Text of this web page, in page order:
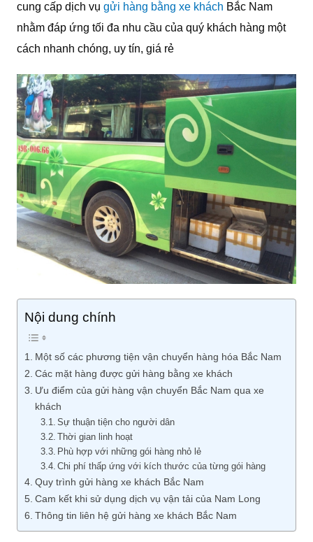
cung cấp dịch vụ gửi hàng bằng xe khách Bắc Nam
nhằm đáp ứng tối đa nhu cầu của quý khách hàng một
cách nhanh chóng, uy tín, giá rẻ
Nội dung chính
Một số các phương tiện vận chuyển hàng hóa Bắc Nam
Các mặt hàng được gửi hàng bằng xe khách
Ưu điểm của gửi hàng vận chuyển Bắc Nam qua xe
khách
Sự thuận tiện cho người dân
Thời gian linh hoạt
Phù hợp với những gói hàng nhỏ lẻ
Chi phí thấp ứng với kích thước của từng gói hàng
Quy trình gửi hàng xe khách Bắc Nam
Cam kết khi sử dụng dịch vụ vận tải của Nam Long
Thông tin liên hệ gửi hàng xe khách Bắc Nam